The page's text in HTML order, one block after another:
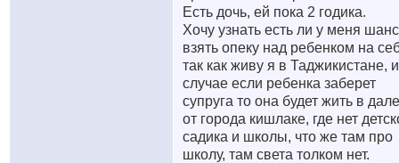
Есть дочь, ей пока 2 годика.
Хочу узнать есть ли у меня
взять опеку над ребенком на
так как живу я в Таджикистане,
случае если ребенка заберет
супруга то она будет жить в
от города кишлаке, где нет
садика и школы, что же там про
школу, там света толком нет.